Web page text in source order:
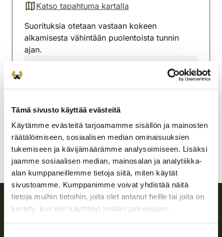
Tämä sivusto käyttää evästeitä
Käytämme evästeitä tarjoamamme sisällön ja mainosten
räätälöimiseen, sosiaalisen median ominaisuuksien
tukemiseen ja kävijämäärämme analysoimiseen. Lisäksi
jaamme sosiaalisen median, mainosalan ja analytiikka-
alan kumppaneillemme tietoja siitä, miten käytät
sivustoamme. Kumppanimme voivat yhdistää näitä
tietoja muihin tietoihin, joita olet antanut heille tai joita on
kerätty, kun olet käyttänyt heidän palvelujaan.
Katso tapahtuma kartalla
(avautuu uuteen välilehteen)
Suorituksia otetaan vastaan kokeen
alkamisesta vähintään puolentoista tunnin
ajan.
0400 653 902
mantyharju-hirvensalmi@rhy.riista.fi